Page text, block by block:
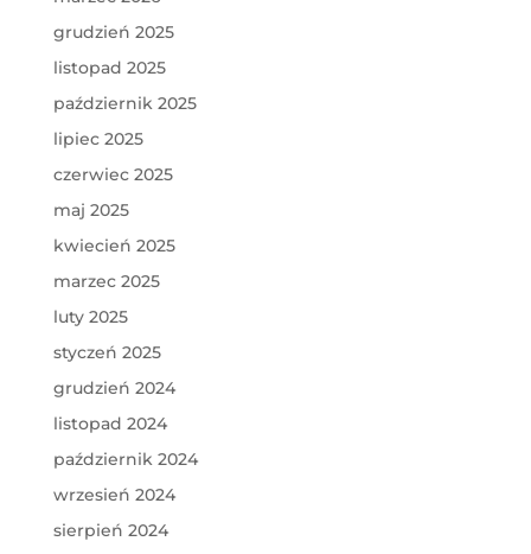
grudzień 2025
listopad 2025
październik 2025
lipiec 2025
czerwiec 2025
maj 2025
kwiecień 2025
marzec 2025
luty 2025
styczeń 2025
grudzień 2024
listopad 2024
październik 2024
wrzesień 2024
sierpień 2024